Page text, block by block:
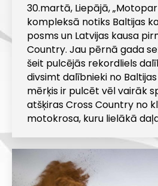
30.martā, Liepājā,
kompleksā notiks Baltijas
posms un Latvijas kausa
Country. Jau pērnā gada
šeit pulcējās rekordliels
divsimt dalībnieki no
mērķis ir pulcēt vēl vairāk
atšķiras Cross Country no
motokrosa, kuru lielākā